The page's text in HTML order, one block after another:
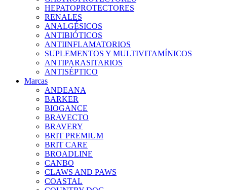
HEPATOPROTECTORES
RENALES
ANALGÉSICOS
ANTIBIÓTICOS
ANTIINFLAMATORIOS
SUPLEMENTOS Y MULTIVITAMÍNICOS
ANTIPARASITARIOS
ANTISÉPTICO
Marcas
ANDEANA
BARKER
BIOGANCE
BRAVECTO
BRAVERY
BRIT PREMIUM
BRIT CARE
BROADLINE
CANBO
CLAWS AND PAWS
COASTAL